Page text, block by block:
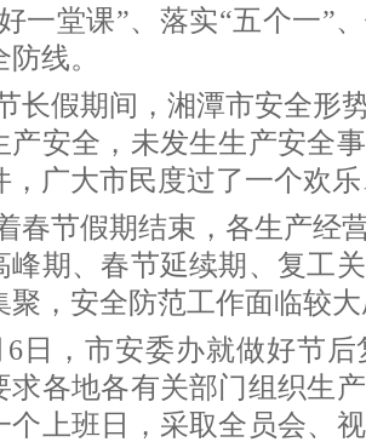
一堂课”、落实“五个一”
线。
长假期间，湘潭市安全形
产安全，未发生生产安全
，广大市民度过了一个欢
春节假期结束，各生产经
峰期、春节延续期、复工
聚，安全防范工作面临较
6日，市安委办就做好节
求各地各有关部门组织生
个上班日，采取全员会、